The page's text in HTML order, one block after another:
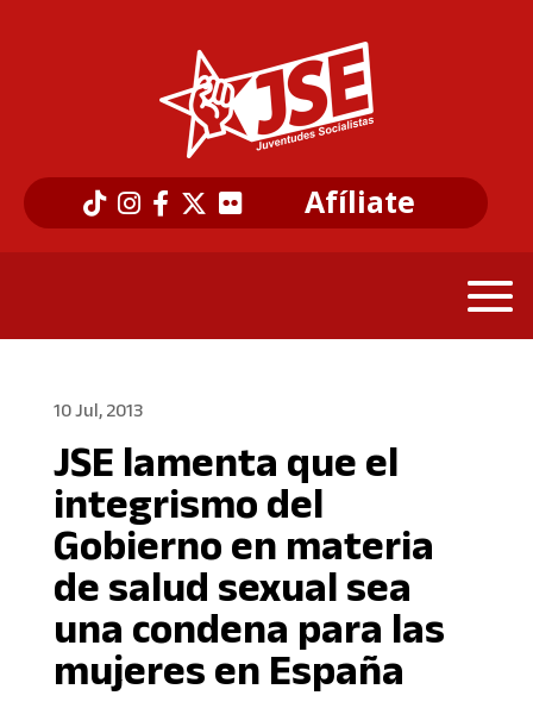
Afíliate
10 Jul, 2013
JSE lamenta que el
integrismo del
Gobierno en materia
de salud sexual sea
una condena para las
mujeres en España